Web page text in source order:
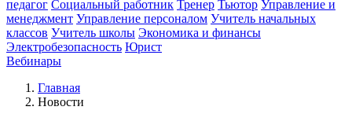
педагог Социальный работник Тренер Тьютор Управление и
менеджмент Управление персоналом Учитель начальных
классов Учитель школы Экономика и финансы
Электробезопасность Юрист
Вебинары
Главная
Новости